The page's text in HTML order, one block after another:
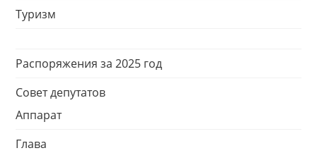
Туризм
Распоряжения за 2025 год
Совет депутатов
Аппарат
Глава